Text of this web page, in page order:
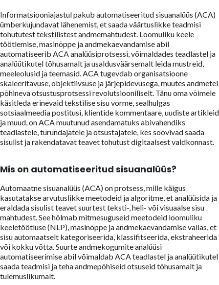
Informatsiooniajastul pakub automatiseeritud sisuanalüüs (ACA)
ümberkujundavat lähenemist, et saada väärtuslikke teadmisi
tohututest tekstilistest andmemahtudest. Loomuliku keele
töötlemise, masinõppe ja andmekaevandamise abil
automatiseerib ACA analüüsiprotsessi, võimaldades teadlastel ja
analüütikutel tõhusamalt ja usaldusväärsemalt leida mustreid,
meeleolusid ja teemasid. ACA tugevdab organisatsioone
skaleeritavuse, objektiivsuse ja järjepidevusega, muutes andmetel
põhineva otsustusprotsessi revolutsiooniliselt. Tänu oma võimele
käsitleda erinevaid tekstilise sisu vorme, sealhulgas
sotsiaalmeedia postitusi, klientide kommentaare, uudiste artikleid
ja muud, on ACA muutunud asendamatuks abivahendiks
teadlastele, turundajatele ja otsustajatele, kes soovivad saada
sisulist ja rakendatavat teavet tohutust digitaalsest valdkonnast.
Mis on automatiseeritud sisuanalüüs?
Automaatne sisuanalüüs (ACA) on protsess, mille käigus
kasutatakse arvutuslikke meetodeid ja algoritme, et analüüsida ja
eraldada sisulist teavet suurtest teksti-, heli- või visuaalse sisu
mahtudest. See hõlmab mitmesuguseid meetodeid loomuliku
keeletöötluse (NLP), masinõppe ja andmekaevandamise vallas, et
sisu automaatselt kategoriseerida, klassifitseerida, ekstraheerida
või kokku võtta. Suurte andmekogumite analüüsi
automatiseerimise abil võimaldab ACA teadlastel ja analüütikutel
saada teadmisi ja teha andmepõhiseid otsuseid tõhusamalt ja
tulemuslikumalt.